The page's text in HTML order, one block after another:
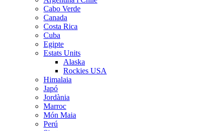
Cabo Verde
Canada
Costa Rica
Cuba
Egipte
Estats Units
Alaska
Rockies USA
Himalaia
Japó
Jordània
Marroc
Món Maia
Perú